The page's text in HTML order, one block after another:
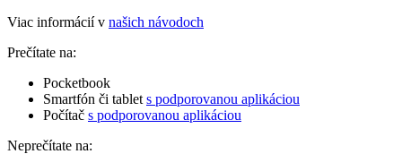
Viac informácií v našich návodoch
Prečítate na:
Pocketbook
Smartfón či tablet s podporovanou aplikáciou
Počítač s podporovanou aplikáciou
Neprečítate na: